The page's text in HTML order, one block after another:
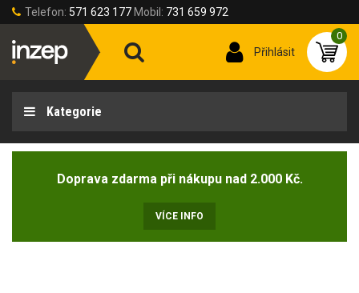
Telefon: 571 623 177 Mobil: 731 659 972
Přihlásit
0
Kategorie
Doprava zdarma při nákupu nad 2.000 Kč.
VÍCE INFO